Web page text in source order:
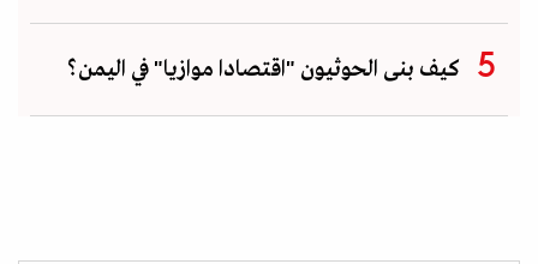
كيف بنى الحوثيون "اقتصادا موازيا" في اليمن؟